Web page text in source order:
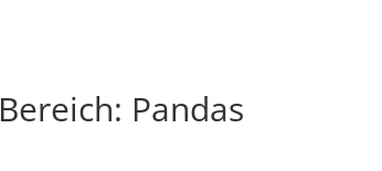
Bereich: Pandas